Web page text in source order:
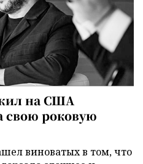
на США
свою роковую
виноватых в том, что